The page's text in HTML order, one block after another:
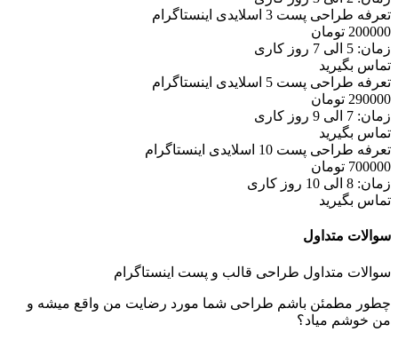
تعرفه طراحی پست 3 اسلایدی اینستاگرام
200000 تومان
زمان: 5 الی 7 روز کاری
تماس بگیرید
تعرفه طراحی پست 5 اسلایدی اینستاگرام
290000 تومان
زمان: 7 الی 9 روز کاری
تماس بگیرید
تعرفه طراحی پست 10 اسلایدی اینستاگرام
700000 تومان
زمان: 8 الی 10 روز کاری
تماس بگیرید
سوالات متداول
سوالات متداول طراحی قالب و پست اینستاگرام
چطور مطمئن باشم طراحی شما مورد رضایت من واقع میشه و
من خوشم میاد؟